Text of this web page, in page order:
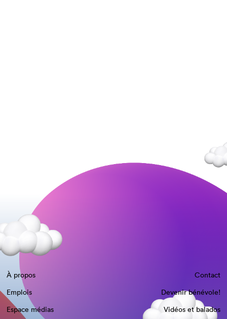
À propos
Contact
Emplois
Devenir bénévole!
Espace médias
Vidéos et balados